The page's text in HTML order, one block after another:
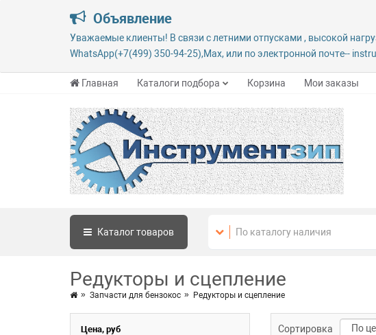
Объявление
Уважаемые клиенты! В связи с летними отпусками , высокой
WhatsApp(+7(499) 350-94-25),Max, или по электронной почте--
Главная Каталоги подбора Корзина Мои заказы
Каталогтоваров
Редукторы и сцепление
Запчасти для бензокос Редукторы и сцепление
Цена, руб Сортировка